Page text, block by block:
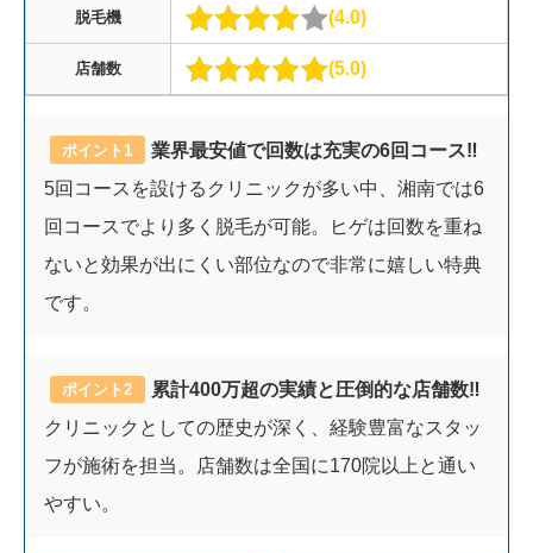
脱毛機 4.0
店舗数 5.0
ポイント1
業界最安値で回数は充実の6回コース‼︎
5回コースを設けるクリニックが多い中、湘南では6
回コースでより多く脱毛が可能。ヒゲは回数を重ね
ないと効果が出にくい部位なので非常に嬉しい特典
です。
ポイント2
累計400万超の実績と圧倒的な店舗数‼︎
クリニックとしての歴史が深く、経験豊富なスタッ
フが施術を担当。店舗数は全国に170院以上と通い
やすい。